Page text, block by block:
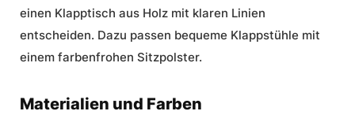
einen Klapptisch aus Holz mit klaren Linien
entscheiden. Dazu passen bequeme Klappstühle mit
einem farbenfrohen Sitzpolster.
Materialien und Farben